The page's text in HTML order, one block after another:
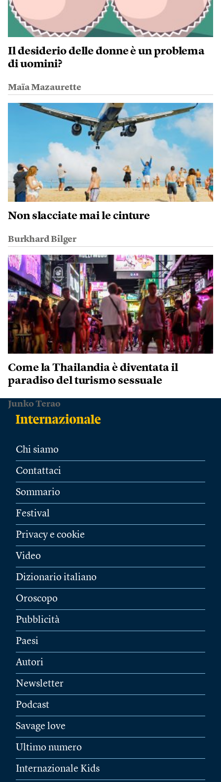
Il desiderio delle donne è un problema
di uomini?
Maïa Mazaurette
Non slacciate mai le cinture
Burkhard Bilger
Come la Thailandia è diventata il
paradiso del turismo sessuale
Junko Terao
Chi siamo
Contattaci
Sommario
Festival
Privacy e cookie
Video
Dizionario italiano
Oroscopo
Pubblicità
Paesi
Autori
Newsletter
Podcast
Savage love
Ultimo numero
Internazionale Kids